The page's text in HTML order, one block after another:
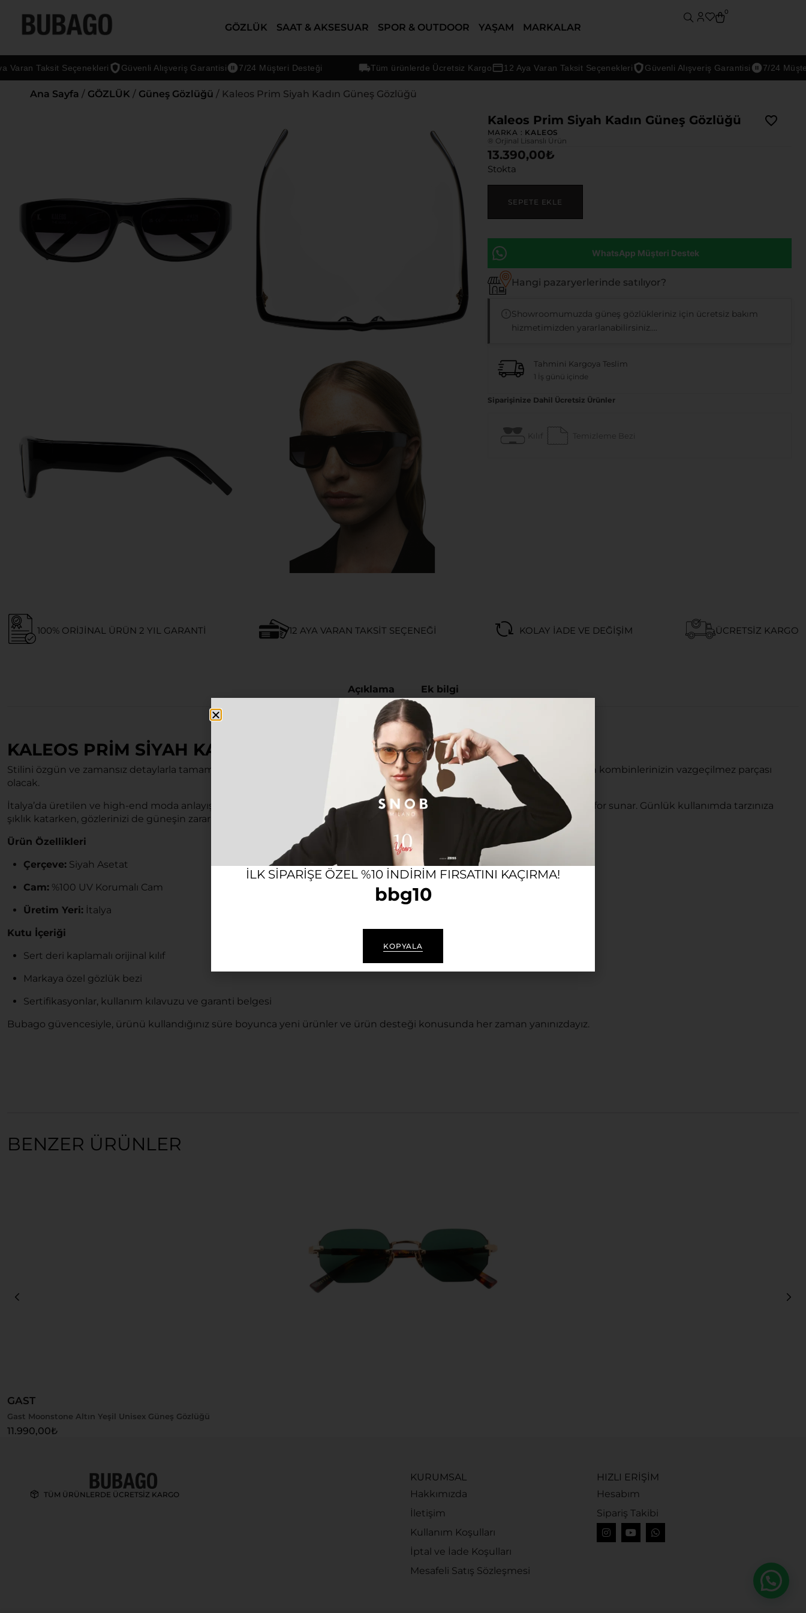
GÖZLÜK SAAT & AKSESUAR SPOR & OUTDOOR YAŞAM MARKALAR
0
Taksit Seçenekleri Güvenli Alışveriş Garantisi 7/24 Müşteri Desteği Tüm ürünlerde Ücretsiz Kargo 12 Aya Varan Taksit Seçenekleri Güvenli Alışveriş Garantisi 7/24 Müşteri
Ana Sayfa / GÖZLÜK / Güneş Gözlüğü / Kaleos Prim Siyah Kadın Güneş Gözlüğü
Kaleos Prim Siyah Kadın Güneş Gözlüğü
MARKA : KALEOS
® Orjinal Lisanslı Ürün
13.390,00₺
Stokta
SEPETE EKLE
WhatsApp Müşteri Destek
Hangi pazaryerlerinde satılıyor?
Showroomumuzda güneş gözlükleriniz için ücretsiz bakım
hizmetimizden yararlanabilirsiniz....
Tahmini Kargoya Teslim
1 İş günü içinde
Siparişinize Dahil Ücretsiz Ürünler
Kılıf Temizleme Bezi
100% ORIJINAL ÜRÜN 2 YIL GARANTI 12 AYA VARAN TAKSIT SEÇENEĞI KOLAY İADE VE DEĞIŞIM ÜCRETSIZ KARGO
Açıklama Ek bilgi
KALEOS PRIM SIYAH KADIN GÜNEŞ GÖZLÜĞÜ
Stilini özgün ve zamansız detaylarla tamamlamak isteyen herkes için tasarlanan bu özel model, hem klasik hem de modern kombinlerinizin vazgeçilmez parçası
olacak.
İtalya’da üretilen ve high-end moda anlayışını yansıtan gözlük; hafif, dayanıklı ve ergonomik yapısıyla gün boyu yüksek konfor sunar. Günlük kullanımda tarzınıza
şıklık katarken, gözlerinizi de güneşin zararlı etkilerinden korur.
Ürün Özellikleri
Çerçeve: Siyah Asetat
Cam: %100 UV Korumalı Cam
Üretim Yeri: İtalya
Kutu İçeriği
Sert deri kaplamalı orijinal kılıf
Markaya özel gözlük bezi
Sertifikasyonlar, kullanım kılavuzu ve garanti belgesi
Bubago güvencesiyle, ürünü kullandığınız süre boyunca yeni ürünler ve ürün desteği konusunda her zaman yanınızdayız.
BENZER ÜRÜNLER
GAST
Gast Moonstone Altın Yeşil Unisex Güneş Gözlüğü
11.990,00₺
TÜM ÜRÜNLERDE ÜCRETSİZ KARGO
KURUMSAL
Hakkımızda
İletişim
Kullanım Koşulları
İptal ve İade Koşulları
Mesafeli Satış Sözleşmesi
HIZLI ERİŞİM
Hesabım
Sipariş Takibi
ILK SIPARIŞE ÖZEL %10 INDIRIM FIRSATINI KAÇIRMA!
bbg10
KOPYALA